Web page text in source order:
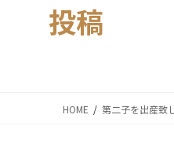
投稿
HOME 第二子を出産致